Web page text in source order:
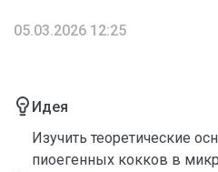
05.03.2026 12:25
Идея
Изучить теоретические
пиоегенных кокков в